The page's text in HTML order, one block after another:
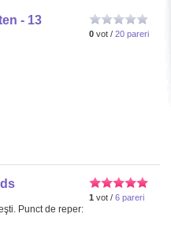
0 vot / 20 pareri
- 13
1 vot / 6 pareri
Punct de reper: